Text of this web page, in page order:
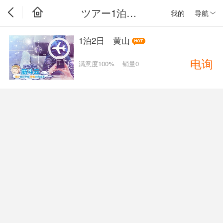
我的 导航
ツアー1泊2日
1泊2日 黄山
满意度100% 销量0 电询